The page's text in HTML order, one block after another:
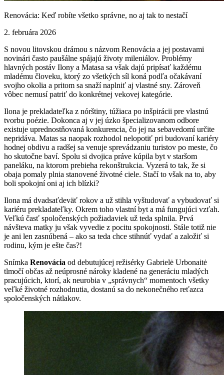
Renovácia: Keď robíte všetko správne, no aj tak to nestačí
2. februára 2026
S novou litovskou drámou s názvom Renovácia a jej postavami
novinári často paušálne spájajú životy mileniálov. Problémy
hlavných postáv Ilony a Matasa sa však dajú pripísať každému
mladému človeku, ktorý zo všetkých síl koná podľa očakávaní
svojho okolia a pritom sa snaží naplniť aj vlastné sny. Zároveň
vôbec nemusí patriť do konkrétnej vekovej kategórie.
Ilona je prekladateľka z nórštiny, túžiaca po inšpirácii pre vlastnú
tvorbu poézie. Dokonca aj v jej úzko špecializovanom odbore
existuje uprednostňovaná konkurencia, čo jej na sebavedomí určite
nepridáva. Matas sa naopak rozhodol nelopotiť pri budovaní kariéry
hodnej obdivu a radšej sa venuje sprevádzaniu turistov po meste, čo
ho skutočne baví. Spolu si dvojica práve kúpila byt v staršom
paneláku, na ktorom prebieha rekonštrukcia. Vyzerá to tak, že si
obaja pomaly plnia stanovené životné ciele. Stačí to však na to, aby
boli spokojní oni aj ich blízki?
Ilona má dvadsaťdeväť rokov a už stihla vyštudovať a vybudovať si
kariéru prekladateľky. Okrem toho vlastní byt a má fungujúci vzťah.
Veľkú časť spoločenských požiadaviek už teda splnila. Prvá
návšteva matky ju však vyvedie z pocitu spokojnosti. Stále totiž nie
je ani len zasnúbená – ako sa teda chce stihnúť vydať a založiť si
rodinu, kým je ešte čas?!
Snímka Renovácia od debutujúcej režisérky Gabrielė Urbonaitė
tlmočí občas až neúprosné nároky kladené na generáciu mladých
pracujúcich, ktorí, ak neurobia v „správnych“ momentoch všetky
veľké životné rozhodnutia, dostanú sa do nekonečného reťazca
spoločenských nátlakov.